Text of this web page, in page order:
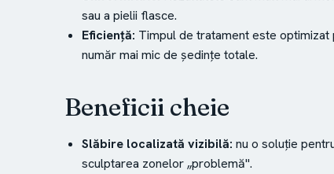
sau a pielii flasce.
Eficiență: Timpul de tratament este
număr mai mic de ședințe totale.
Beneficii cheie
Slăbire localizată vizibilă: nu o soluție
sculptarea zonelor „problemă".